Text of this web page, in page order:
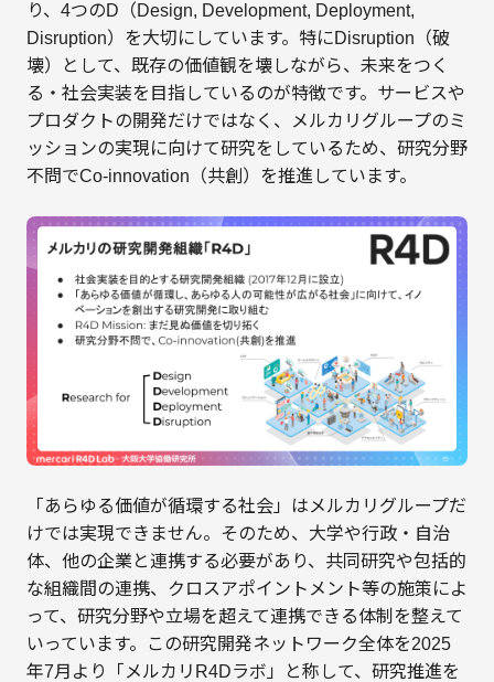
り、4つのD（Design, Development, Deployment,
Disruption）を大切にしています。特にDisruption（破
壊）として、既存の価値観を壊しながら、未来をつく
る・社会実装を目指しているのが特徴です。サービスや
プロダクトの開発だけではなく、メルカリグループのミ
ッションの実現に向けて研究をしているため、研究分野
不問でCo-innovation（共創）を推進しています。
「あらゆる価値が循環する社会」はメルカリグループだ
けでは実現できません。そのため、大学や行政・自治
体、他の企業と連携する必要があり、共同研究や包括的
な組織間の連携、クロスアポイントメント等の施策によ
って、研究分野や立場を超えて連携できる体制を整えて
いっています。この研究開発ネットワーク全体を2025
年7月より「メルカリR4Dラボ」と称して、研究推進を